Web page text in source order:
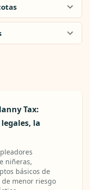
Tax:
la
niñeras,
básicos de
menor riesgo